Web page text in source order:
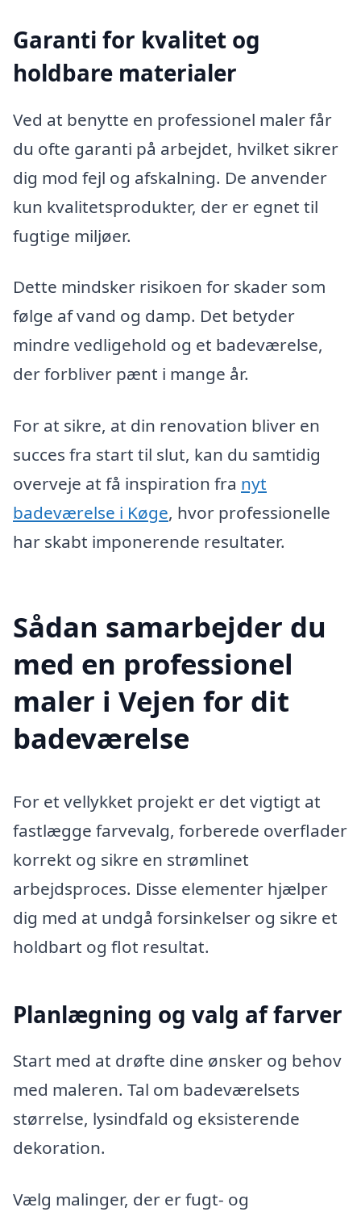
Garanti for kvalitet og
holdbare materialer
Ved at benytte en professionel maler får
du ofte garanti på arbejdet, hvilket sikrer
dig mod fejl og afskalning. De anvender
kun kvalitetsprodukter, der er egnet til
fugtige miljøer.
Dette mindsker risikoen for skader som
følge af vand og damp. Det betyder
mindre vedligehold og et badeværelse,
der forbliver pænt i mange år.
For at sikre, at din renovation bliver en
succes fra start til slut, kan du samtidig
overveje at få inspiration fra nyt
badeværelse i Køge, hvor professionelle
har skabt imponerende resultater.
Sådan samarbejder du
med en professionel
maler i Vejen for dit
badeværelse
For et vellykket projekt er det vigtigt at
fastlægge farvevalg, forberede overflader
korrekt og sikre en strømlinet
arbejdsproces. Disse elementer hjælper
dig med at undgå forsinkelser og sikre et
holdbart og flot resultat.
Planlægning og valg af farver
Start med at drøfte dine ønsker og behov
med maleren. Tal om badeværelsets
størrelse, lysindfald og eksisterende
dekoration.
Vælg malinger, der er fugt- og